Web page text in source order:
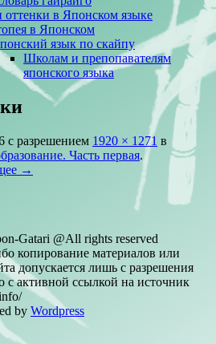
оттенки в Японском языке
в Японском
язык по скайпу
Школам и препопавателям
японского языка
с разрешением 1920 × 1271 в
Часть первая.
→
Gatari @All rights reserved
копирование материалов или
допускается лишь с разрешения
с активной ссылкой на источник
by Wordpress